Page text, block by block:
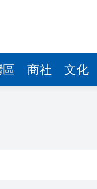
商社 文化
合作夥伴